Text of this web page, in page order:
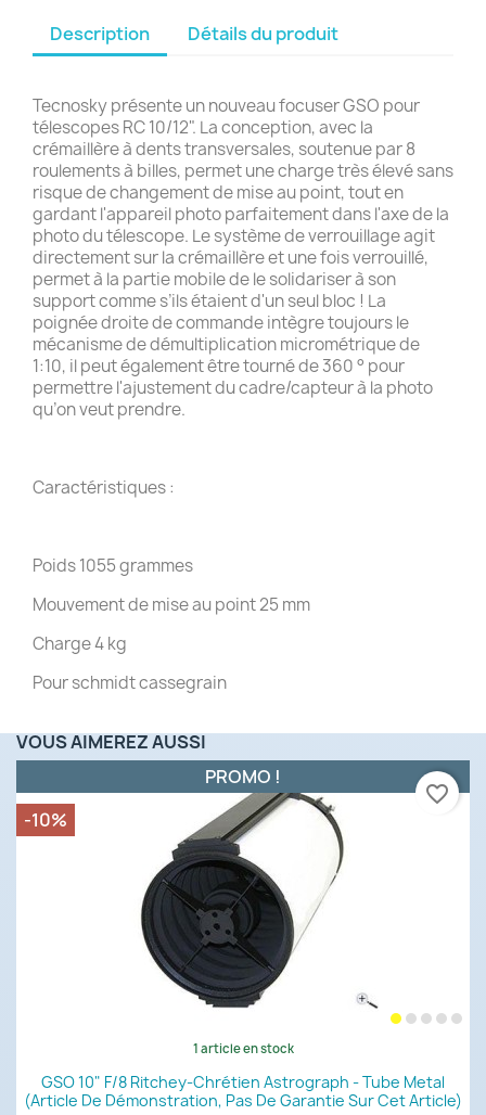
Description Détails du produit
Tecnosky présente un nouveau focuser GSO pour
télescopes RC 10/12". La conception, avec la
crémaillère à dents transversales, soutenue par 8
roulements à billes, permet une charge très élevé sans
risque de changement de mise au point, tout en
gardant l'appareil photo parfaitement dans l'axe de la
photo du télescope. Le système de verrouillage agit
directement sur la crémaillère et une fois verrouillé,
permet à la partie mobile de le solidariser à son
support comme s’ils étaient d'un seul bloc ! La
poignée droite de commande intègre toujours le
mécanisme de démultiplication micrométrique de
1:10, il peut également être tourné de 360 ° pour
permettre l'ajustement du cadre/capteur à la photo
qu’on veut prendre.
Caractéristiques :
Poids 1055 grammes
Mouvement de mise au point 25 mm
Charge 4 kg
Pour schmidt cassegrain
VOUS AIMEREZ AUSSI
1 article en stock
GSO 10" F/8 Ritchey-Chrétien Astrograph - Tube Metal
(article De Démonstration, Pas De Garantie Sur Cet Article)
PROMO !
-10%
favorite_border